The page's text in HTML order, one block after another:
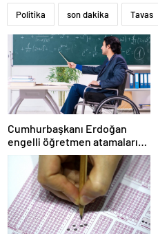
Politika son dakika Tavas
Cumhurbaşkanı Erdoğan
engelli öğretmen atamaları
için tarih verdi